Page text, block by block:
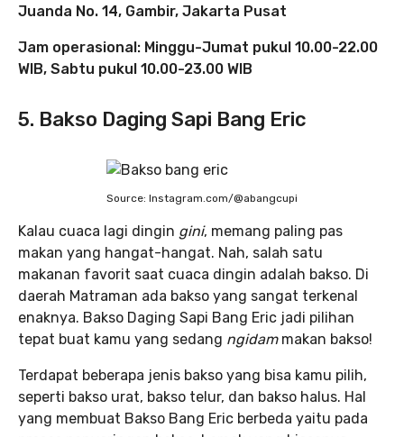
Juanda No. 14, Gambir, Jakarta Pusat
Jam operasional: Minggu-Jumat pukul 10.00-22.00
WIB, Sabtu pukul 10.00-23.00 WIB
5. Bakso Daging Sapi Bang Eric
Source: Instagram.com/@abangcupi
Kalau cuaca lagi dingin gini, memang paling pas
makan yang hangat-hangat. Nah, salah satu
makanan favorit saat cuaca dingin adalah bakso. Di
daerah Matraman ada bakso yang sangat terkenal
enaknya. Bakso Daging Sapi Bang Eric jadi pilihan
tepat buat kamu yang sedang ngidammakan bakso!
Terdapat beberapa jenis bakso yang bisa kamu pilih,
seperti bakso urat, bakso telur, dan bakso halus. Hal
yang membuat Bakso Bang Eric berbeda yaitu pada